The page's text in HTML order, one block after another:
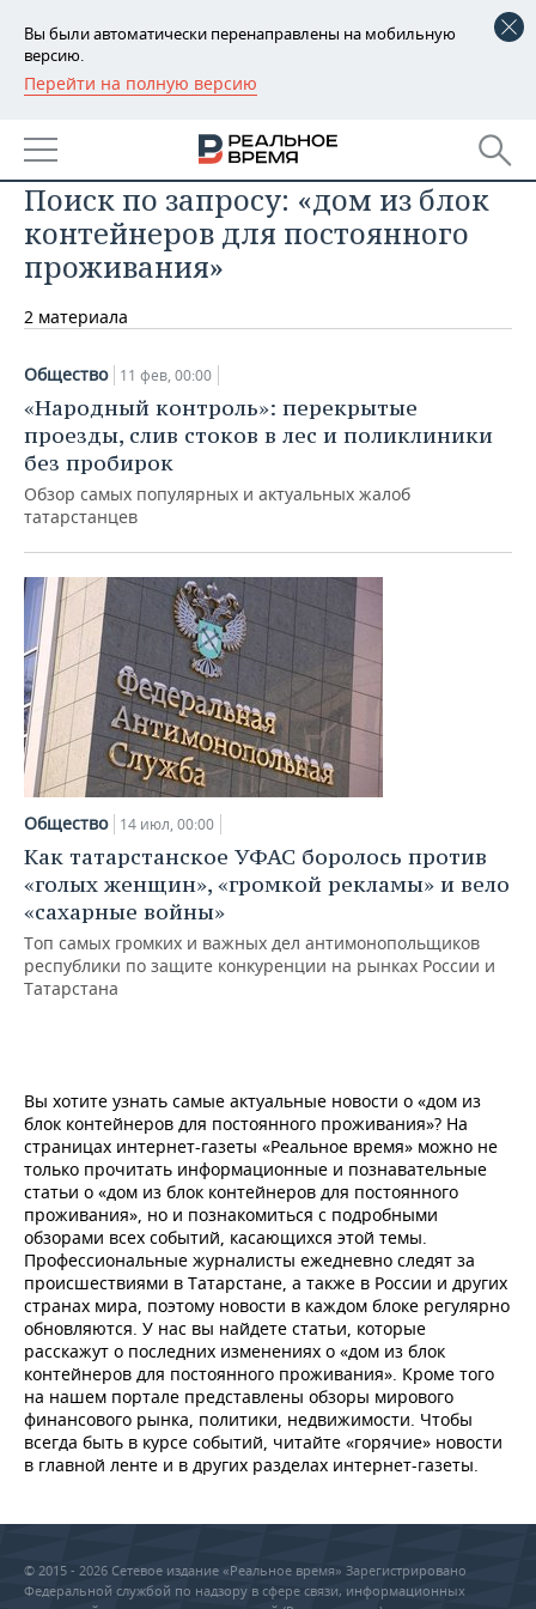
Вы были автоматически перенаправлены на мобильную
версию.
Перейти на полную версию
РЕГИОНЫ
БАШКОРТОСТАН
ТАТАРСТАН
УДМУРТИЯ
НОВОСТИ
АНАЛИТИКА
НОВОСТИ АНАЛИТИКИ
ДЕКЛАРАЦИИ О ДОХОДАХ
КОРОЛИ ГОСЗАКАЗА ПФО
ВУЗЫ ТАТАРСТАНА
КОМУ ПРИНАДЛЕЖАТ
ТОРГОВЫЕ ЦЕНТРЫ
ТАТАРСТАНА
ЭКОНОМИКА
НОВОСТИ ЭКОНОМИКИ
ФИНАНСЫ
БАНКИ
БЮДЖЕТ
ИНВЕСТИЦИИ
ПРОМЫШЛЕННОСТЬ
НОВОСТИ
ПРОМЫШЛЕННОСТИ
АГРОПРОМ
МАШИНОСТРОЕНИЕ
НЕФТЬ
ОПК
ЭНЕРГЕТИКА
НЕДВИЖИМОСТЬ
НОВОСТИ НЕДВИЖИМОСТИ
АВТО
НОВОСТИ АВТО
БИЗНЕС
НОВОСТИ БИЗНЕСА
РОЗНИЧНАЯ ТОРГОВЛЯ
ТРАНСПОРТ
УСЛУГИ
ТЕХНОЛОГИИ
НОВОСТИ ТЕХНОЛОГИЙ
IT
МЕДИА
ТЕЛЕКОММУНИКАЦИИ
МЕРОПРИЯТИЯ
НОВОСТИ МЕРОПРИЯТИЙ
ВЫЕЗДНАЯ РЕДАКЦИЯ
БИЗНЕС-БРАНЧИ
ONLINE-КОНФЕРЕНЦИИ
ОТКРЫТАЯ ЛЕКЦИЯ
СПОРТ
НОВОСТИ СПОРТА
ФУТБОЛ
ХОККЕЙ
БАСКЕТБОЛ
ВОЛЕЙБОЛ
КИБЕРСПОРТ
ХОККЕЙ С МЯЧОМ
ОБЩЕСТВО
НОВОСТИ ОБЩЕСТВА
ВЛАСТЬ
ИНФРАСТРУКТУРА
ИСТОРИЯ
КУЛЬТУРА
ПРОИСШЕСТВИЯ
ФОТОГАЛЕРЕЯ
СЮЖЕТЫ
СПРАВОЧНИК
СПИСОК ПЕРСОН
СПИСОК КОМПАНИЙ
ПОЛНАЯ ВЕРСИЯ
Поиск по запросу: «дом из блок
контейнеров для постоянного
проживания»
2 материала
Общество 11 фев, 00:00
«Народный контроль»: перекрытые
проезды, слив стоков в лес и поликлиники
без пробирок
Обзор самых популярных и актуальных жалоб
татарстанцев
Общество 14 июл, 00:00
Как татарстанское УФАС боролось против
«голых женщин», «громкой рекламы» и вело
«сахарные войны»
Топ самых громких и важных дел антимонопольщиков
республики по защите конкуренции на рынках России и
Татарстана
Вы хотите узнать самые актуальные новости о «дом из
блок контейнеров для постоянного проживания»? На
страницах интернет-газеты «Реальное время» можно не
только прочитать информационные и познавательные
статьи о «дом из блок контейнеров для постоянного
проживания», но и познакомиться с подробными
обзорами всех событий, касающихся этой темы.
Профессиональные журналисты ежедневно следят за
происшествиями в Татарстане, а также в России и других
странах мира, поэтому новости в каждом блоке регулярно
обновляются. У нас вы найдете статьи, которые
расскажут о последних изменениях о «дом из блок
контейнеров для постоянного проживания». Кроме того
на нашем портале представлены обзоры мирового
финансового рынка, политики, недвижимости. Чтобы
всегда быть в курсе событий, читайте «горячие» новости
в главной ленте и в других разделах интернет-газеты.
© 2015 - 2026 Сетевое издание «Реальное время» Зарегистрировано
Федеральной службой по надзору в сфере связи, информационных